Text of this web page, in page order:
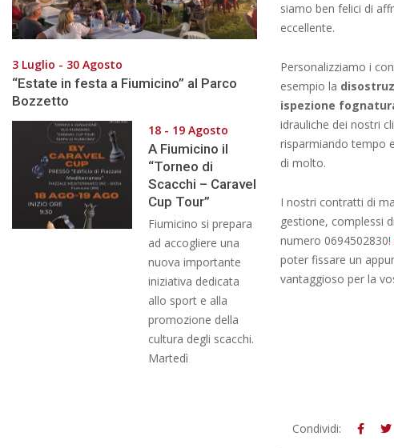
siamo ben felici di
eccellente.
Personalizziamo i
esempio la
ispezione
idrauliche dei nostri
risparmiando tempo
di molto.
I nostri contratti di
gestione, complessi
numero 0694502830!
poter fissare un
vantaggioso per la
2019-
Condividi:
3 Luglio - 30 Agosto
“Estate in festa a Fiumicino” al Parco
Bozzetto
18 - 19 Agosto
A Fiumicino il
“Torneo di
Scacchi – Caravel
Cup Tour”
Fiumicino si prepara
ad accogliere una
nuova importante
iniziativa dedicata
allo sport e alla
promozione della
cultura degli scacchi.
Martedì